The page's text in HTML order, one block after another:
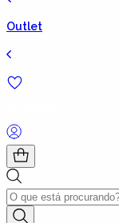
Outlet